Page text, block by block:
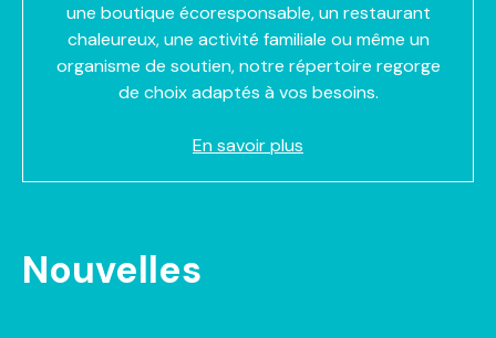
une boutique écoresponsable, un restaurant
chaleureux, une activité familiale ou même un
organisme de soutien, notre répertoire regorge
de choix adaptés à vos besoins.
En savoir plus
Nouvelles